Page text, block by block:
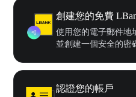
創建您的免費
使用您的電子郵件地
並創建一個安全的密
認證您的帳戶